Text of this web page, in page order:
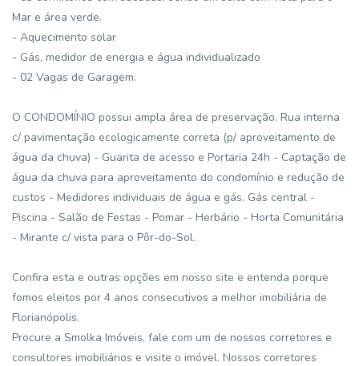
Mar e área verde.
- Aquecimento solar
- Gás, medidor de energia e água individualizado
- 02 Vagas de Garagem.
O CONDOMÍNIO possui ampla área de preservação. Rua interna
c/ pavimentação ecologicamente correta (p/ aproveitamento de
água da chuva) - Guarita de acesso e Portaria 24h - Captação de
água da chuva para aproveitamento do condomínio e redução de
custos - Medidores individuais de água e gás. Gás central -
Piscina - Salão de Festas - Pomar - Herbário - Horta Comunitária
- Mirante c/ vista para o Pôr-do-Sol.
Confira esta e outras opções em nosso site e entenda porque
fomos eleitos por 4 anos consecutivos a melhor imobiliária de
Florianópolis.
Procure a Smolka Imóveis, fale com um de nossos corretores e
consultores imobiliários e visite o imóvel. Nossos corretores